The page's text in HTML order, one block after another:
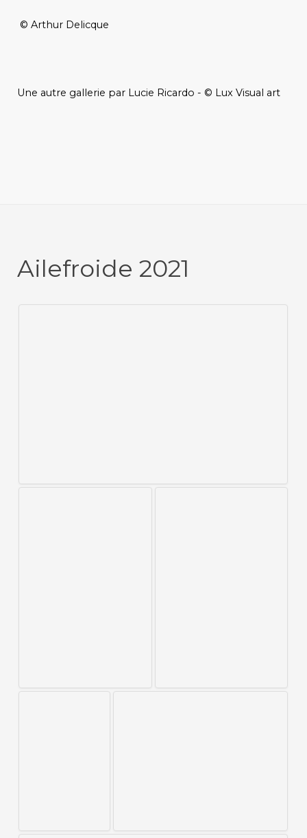
© Arthur Delicque
Une autre gallerie par Lucie Ricardo - © Lux Visual art
Ailefroide 2021